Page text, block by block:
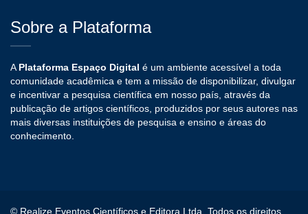
Sobre a Plataforma
A Plataforma Espaço Digital é um ambiente acessível a toda
comunidade acadêmica e tem a missão de disponibilizar, divulgar
e incentivar a pesquisa científica em nosso país, através da
publicação de artigos científicos, produzidos por seus autores nas
mais diversas instituições de pesquisa e ensino e áreas do
conhecimento.
© Realize Eventos Científicos e Editora Ltda, Todos os direitos